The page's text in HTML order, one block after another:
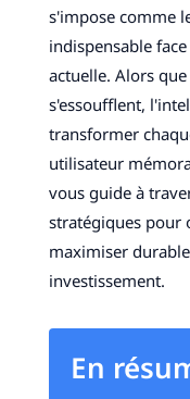
s'impose comme
indispensable
actuelle. Alors
s'essoufflent,
transformer
utilisateur
vous guide à
stratégiques pour
maximiser
investissement.
En